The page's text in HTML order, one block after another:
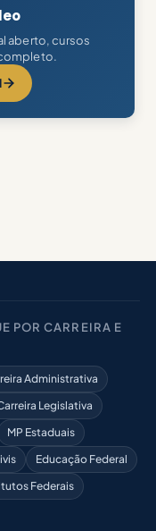
aberto, cursos
POR CARREIRA E
Administrativa
Legislativa
MP Estaduais
Educação Federal
Federais